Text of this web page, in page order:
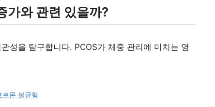
가와 관련 있을까?
성을 탐구합니다. PCOS가 체중 관리에 미치는 영
르몬 불균형